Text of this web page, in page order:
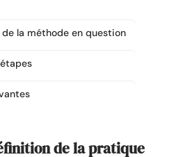
la méthode en question
de la pratique